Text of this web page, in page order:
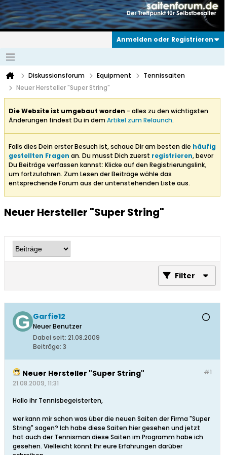
Anmelden oder Registrieren
Diskussionsforum Equipment
Tennissaiten
Neuer Hersteller "Super String"
Die Website ist umgebaut worden - alles zu den wichtigsten
Änderungen findest Du in demArtikel zum Relaunch.
Falls dies Dein erster Besuch ist, schaue Dir am besten die häufig
gestellten Fragen an. Du musst Dich zuerst registrieren, bevor
Du Beiträge verfassen kannst: Klicke auf den Registrierungslink,
um fortzufahren. Zum Lesen der Beiträge wähle das
entsprechende Forum aus der untenstehenden Liste aus.
Neuer Hersteller "Super String"
Filter
Garfie12
Neuer Benutzer
Dabei seit: 21.08.2009
Beiträge: 3
#1
Neuer Hersteller "Super String"
21.08.2009, 11:31
Hallo ihr Tennisbegeisterten,
wer kann mir schon was über die neuen Saiten der Firma "Super
String" sagen? Ich habe diese Saiten hier gesehen und jetzt
hat auch der Tennisman diese Saiten im Programm habe ich
gesehen. Vielleicht könnt Ihr eure Erfahrungen darüber